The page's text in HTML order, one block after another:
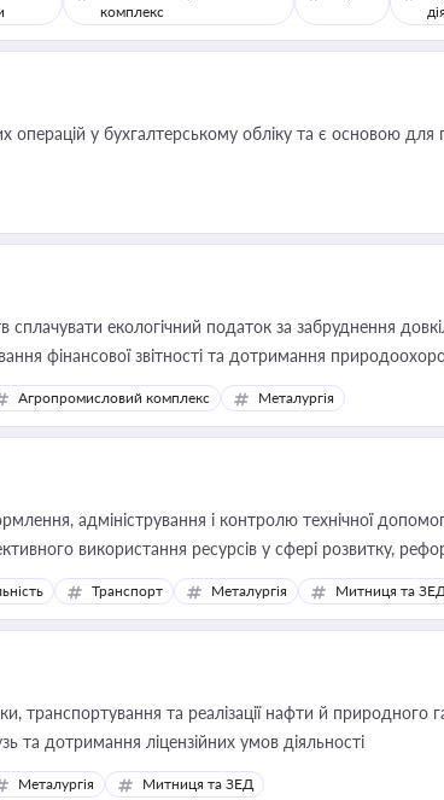
комплекс
операцій у бухгалтерському обліку та є основою для
сплачувати екологічний податок за забруднення
фінансової звітності та дотримання
Агропромисловий комплекс Металургія
адміністрування і контролю технічної
використання ресурсів у сфері розвитку,
Транспорт Металургія Митниця та
транспортування та реалізації нафти й природного
та дотримання ліцензійних умов діяльності
Металургія Митниця та ЗЕД